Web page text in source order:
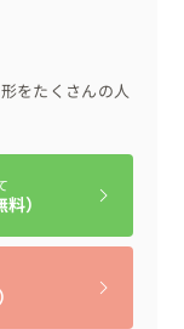
をたくさんの人
）